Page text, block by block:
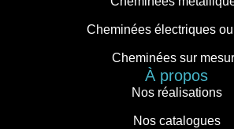
Cheminées électriques
Cheminées sur
À propos
Nos réalisations
Nos catalogues